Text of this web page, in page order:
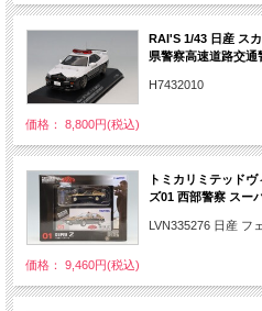
RAI'S 1/43 日産 ス
県警察高速道路交通
H7432010
価格： 8,800円(税込)
トミカリミテッド
ズ01 西部警察 スー
LVN335276 日産 フ
価格： 9,460円(税込)